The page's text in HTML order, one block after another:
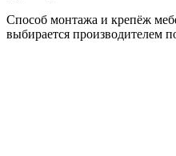
Способ монтажа и крепёж
выбирается производителем